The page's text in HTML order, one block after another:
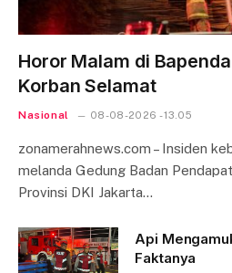
Horor Malam di
Korban Selamat
Nasional 08-08-2026 - 13.05
zonamerahnews.com – Insiden
melanda Gedung Badan
Provinsi DKI Jakarta…
Api
Faktanya